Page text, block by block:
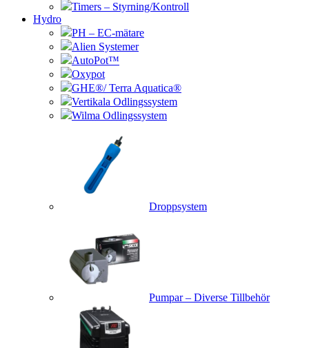
Timers – Styrning/Kontroll
Hydro
PH – EC-mätare
Alien Systemer
AutoPot™
Oxypot
GHE®/ Terra Aquatica®
Vertikala Odlingssystem
Wilma Odlingssystem
Droppsystem
Pumpar – Diverse Tillbehör